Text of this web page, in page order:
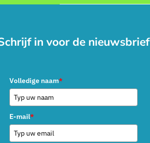
in voor de nieuwsbrief
Volledige naam*
E-mail*